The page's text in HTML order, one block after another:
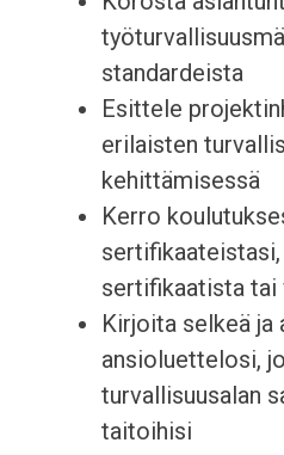
standardeista
Esittele
erilaisten
kehittämisessä
Kerro
sertifikaateistasi,
sertifikaatista tai
Kirjoita selkeä ja
ansioluettelosi,
turvallisuusalan
taitoihisi